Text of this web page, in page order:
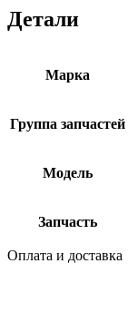
Детали
Марка
Группа запчастей
Модель
Запчасть
Оплата и доставка